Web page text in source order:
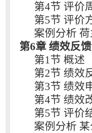
第4节 评价
第5节 评价
案例分析
第6章 绩效反馈
第1节 概述
第2节 绩效
第3节 绩效
第4节 绩效
第5节 评价
案例分析